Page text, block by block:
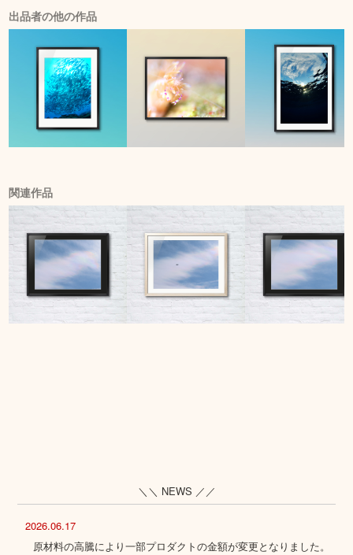
出品者の他の作品
関連作品
＼＼ NEWS ／／
2026.06.17
原材料の高騰により一部プロダクトの金額が変更となりました。